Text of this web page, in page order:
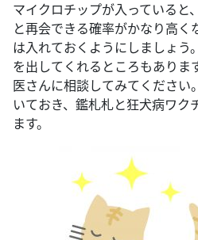
マイクロチップが入っていると
と再会できる確率がかなり高く
は入れておくようにしましょう
を出してくれるところもありま
医さんに相談してみてください
いておき、鑑札札と狂犬病ワク
ます。